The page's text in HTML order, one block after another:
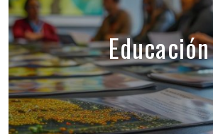
Educación